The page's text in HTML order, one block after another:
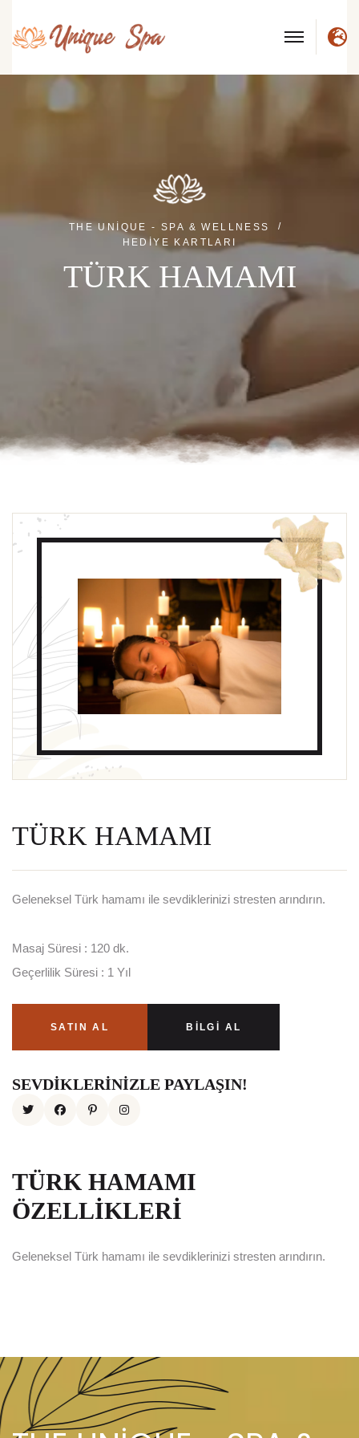
THE UNIQUE - SPA & WELLNESS
HEDIYE KARTLARI
TÜRK HAMAMI
TÜRK HAMAMI
Geleneksel Türk hamamı ile sevdiklerinizi stresten arındırın.
Masaj Süresi : 120 dk.
Geçerlilik Süresi : 1 Yıl
SATIN AL BILGI AL
SEVDIKLERINIZLE PAYLAŞIN!
TwitterFacebook
TÜRK HAMAMI
ÖZELLIKLERI
Geleneksel Türk hamamı ile sevdiklerinizi stresten arındırın.